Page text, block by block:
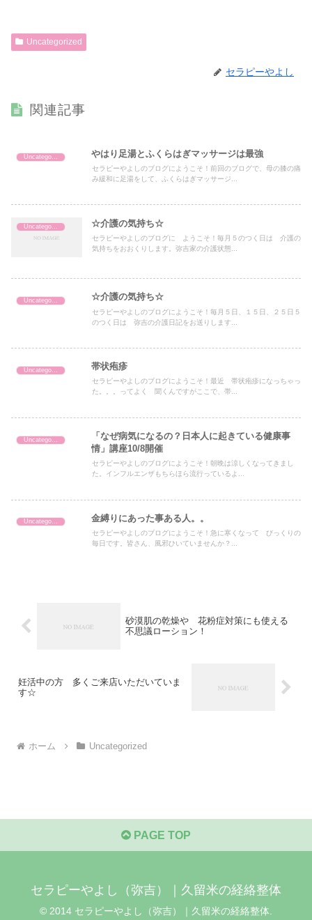
Uncategorized
セラピーやよし
関連記事
Uncategorized やはり足湯とふくらはぎマッサージは最強
セラピーやよしのブログにようこそ！前回のブログで、母の膝の痛
み緩和に足湯をして、ふくらはぎマッサージ...
☆介護の気持ち☆
セラピーやよしのブログに ようこそ！毎月５のつく日は 介護の
気持ちをおおくりします。弥吉家の介護状態...
☆介護の気持ち☆
セラピーやよしのブログにようこそ！毎月５日、１５日、２５日５
のつく日は 弥吉の介護日記をお送りします...
帯状疱疹
セラピーやよしのブログにようこそ！最近 帯状疱疹になっちゃっ
た。。。ってよく 聞くんですがここで、帯...
「なぜ病気になるの？日本人に起きている健康事
情」講座10/8開催
セラピーやよしのブログにようこそ！朝晩は涼しくなってきまし
た。インフルエンザもちらほら流行っているよ...
Uncategorized 金縛りにあった事ある人。。
セラピーやよしのブログにようこそ！急に寒くなって びっくりの
毎日です。皆さん、風邪ひいていませんか？...
砂漠肌の乾燥や 花粉症対策にも使える
不思議ローション！
妊活中の方 多くご来店いただいていま
す☆
ホーム Uncategorized
PAGE TOP
セラピーやよし（弥吉）｜久留米の経絡整体
© 2014 セラピーやよし（弥吉）｜久留米の経絡整体.